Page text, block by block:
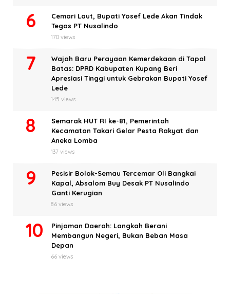
Cemari Laut, Bupati Yosef Lede Akan Tindak
Tegas PT Nusalindo
170 views
Wajah Baru Perayaan Kemerdekaan di Tapal
Batas: DPRD Kabupaten Kupang Beri
Apresiasi Tinggi untuk Gebrakan Bupati Yosef
Lede
145 views
Semarak HUT RI ke-81, Pemerintah
Kecamatan Takari Gelar Pesta Rakyat dan
Aneka Lomba
137 views
Pesisir Bolok-Semau Tercemar Oli Bangkai
Kapal, Absalom Buy Desak PT Nusalindo
Ganti Kerugian
86 views
Pinjaman Daerah: Langkah Berani
Membangun Negeri, Bukan Beban Masa
Depan
66 views